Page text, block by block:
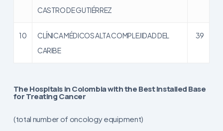
CASTRO DE GUTIÉRREZ
10
CLÍNICA MÉDICOS ALTA COMPLEJIDAD DEL
CARIBE
39
The Hospitals in Colombia with the Best Installed Base
for Treating Cancer
(total number of oncology equipment)